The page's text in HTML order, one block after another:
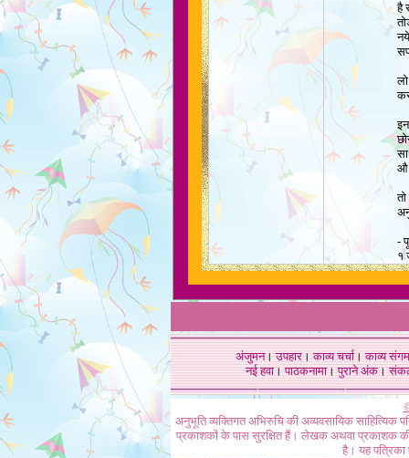
है
औ
-
१
अंजुमन।उपहार।काव्य चर्चा।काव्य संगम
नई हवा। पाठकनामा। पुराने अंक।
अनुभूति व्यक्तिगत अभिरुचि की अव्यवसायिक
प्रकाशकों के पास सुरक्षित हैं। लेखक अथवा प्रकाशक की
है। यह पत्रिका